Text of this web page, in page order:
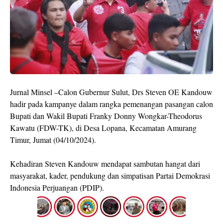
Jurnal Minsel –Calon Gubernur Sulut, Drs Steven OE Kandouw
hadir pada kampanye dalam rangka pemenangan pasangan calon
Bupati dan Wakil Bupati Franky Donny Wongkar-Theodorus
Kawatu (FDW-TK), di Desa Lopana, Kecamatan Amurang
Timur, Jumat (04/10/2024).
Kehadiran Steven Kandouw mendapat sambutan hangat dari
masyarakat, kader, pendukung dan simpatisan Partai Demokrasi
Indonesia Perjuangan (PDIP).